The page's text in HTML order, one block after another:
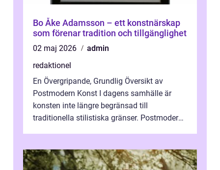
Bo Åke Adamsson – ett konstnärskap
som förenar tradition och tillgänglighet
02 maj 2026
admin
redaktionel
En Övergripande, Grundlig Översikt av
Postmodern Konst I dagens samhälle är
konsten inte längre begränsad till
traditionella stilistiska gränser. Postmodern